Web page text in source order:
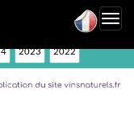
2023 2022